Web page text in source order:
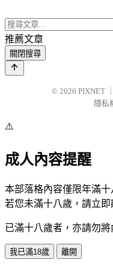
推薦文章
關閉搜尋
© 2026 PIXNET
隱私
⚠️
成人內容提醒
本部落格內容僅限年滿十
若您未滿十八歲，請立即
已滿十八歲者，亦請勿
我已滿18歲 離開